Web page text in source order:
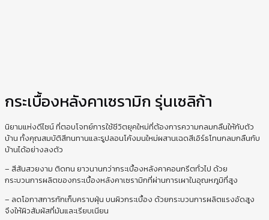
กระเบื้องหลังคาเซรามิก รุ่นเซลิก้า
นิยามแห่งดีไซน์ ที่ตอบโจทย์การใช้ชีวิตยุคใหม่ที่ต้องการความกลมกลืนให้กับตัว
บ้าน ทั้งคุณสมบัติสีทนทานและรูปลอนโค้งมนใหม่ผสานเฉดสีเอิร์ธโทนกลมกลืนกับ
บ้านได้อย่างลงตัว
– สีสันสวยงาม ติดทน ยาวนานกว่ากระเบื้องหลังคาคอนกรีตทั่วไป ด้วย
กระบวนการผลิตของกระเบื้องหลังคาเซรามิกที่ผ่านการเผาในอุณหภูมิที่สูง
– ลดโอกาสการกักเก็บคราบฝุ่น บนผิวกระเบื้อง ด้วยกระบวนการผลิตแรงอัดสูง
จึงให้ผิวสัมผัสที่มันและเรียบเนียน